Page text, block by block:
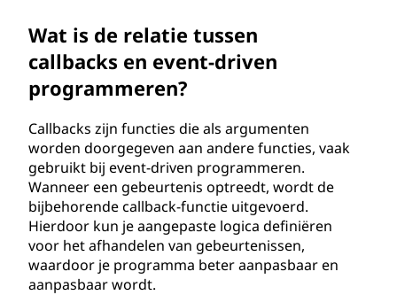
Wat is de relatie tussen
callbacks en event-driven
programmeren?
Callbacks zijn functies die als argumenten
worden doorgegeven aan andere functies, vaak
gebruikt bij event-driven programmeren.
Wanneer een gebeurtenis optreedt, wordt de
bijbehorende callback-functie uitgevoerd.
Hierdoor kun je aangepaste logica definiëren
voor het afhandelen van gebeurtenissen,
waardoor je programma beter aanpasbaar en
aanpasbaar wordt.